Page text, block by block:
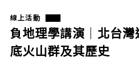
線上活動
負地理學講演｜北台
底火山群及其歷史